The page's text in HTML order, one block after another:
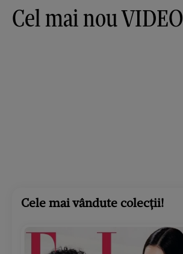
Cel mai nou VIDEO
Cele mai vândute colecții!